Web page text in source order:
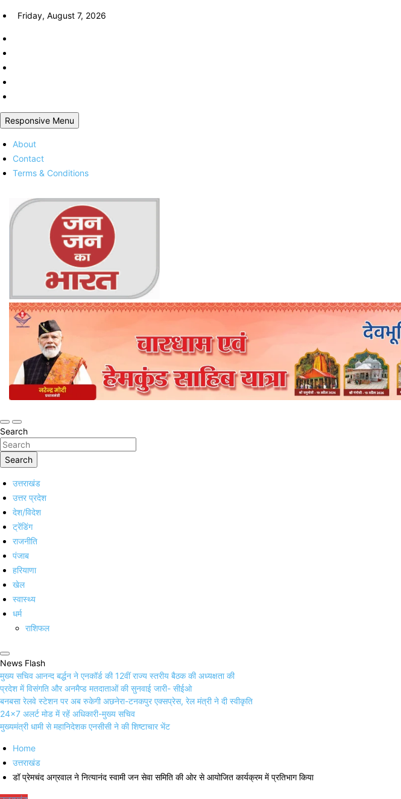
Skip
content
Friday, August 7, 2026
Responsive Menu
About
Contact
Terms & Conditions
Jan Jan Ka Bharat
Online Trending Hindi News Website
Search
Search
उत्तराखंड
उत्तर प्रदेश
देश/विदेश
ट्रेंडिंग
राजनीति
पंजाब
हरियाणा
खेल
स्वास्थ्य
धर्म
राशिफल
News Flash
मुख्य सचिव आनन्द बर्द्धन ने एनकॉर्ड की 12वीं राज्य स्तरीय बैठक की अध्यक्षता की
प्रदेश में विसंगति और अनमैप्ड मतदाताओं की सुनवाई जारी- सीईओ
बनबसा रेलवे स्टेशन पर अब रुकेगी अछनेरा-टनकपुर एक्सप्रेस, रेल मंत्री ने दी स्वीकृति
24×7 अलर्ट मोड में रहें अधिकारी-मुख्य सचिव
मुख्यमंत्री धामी से महानिदेशक एनसीसी ने की शिष्टाचार भेंट
Home
उत्तराखंड
डॉ प्रेमचंद अग्रवाल ने नित्यानंद स्वामी जन सेवा समिति की ओर से आयोजित कार्यक्रम में प्रतिभाग किया